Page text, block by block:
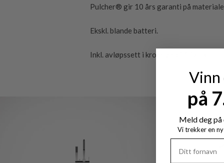
Pulcher® gir 10 års garanti på
Ekskl. blande batteri.
Inkl. avløpssett i krom, verdi 1795 kr.
Vinn
på
Meld deg på
Vi trekker en